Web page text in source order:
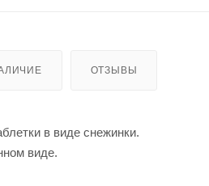
ОТЗЫВЫ
в виде снежинки.
виде.